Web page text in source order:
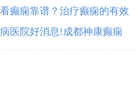
癫痫靠谱？治疗癫痫的有效
医院好消息!成都神康癫痫
惠民医院”-第十届质量榜样·